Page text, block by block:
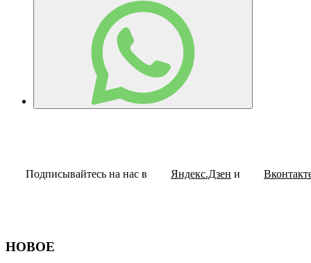
Подписывайтесь на нас в Яндекс.Дзен и
НОВОЕ